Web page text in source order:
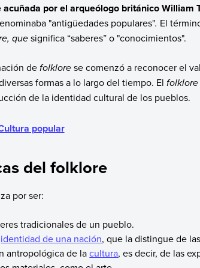
acuñada por el arqueólogo británico William
"antigüedades populares". El
quesignifica “saberes” o "conocimientos".
defolklorese comenzó a reconocer el
formas a lo largo del tiempo. El folklore
de la identidad cultural de los pueblos.
popular
del folklore
por ser:
tradicionales de un pueblo.
identidad de una nación, que la distingue de
antropológica de lacultura, es decir, de las